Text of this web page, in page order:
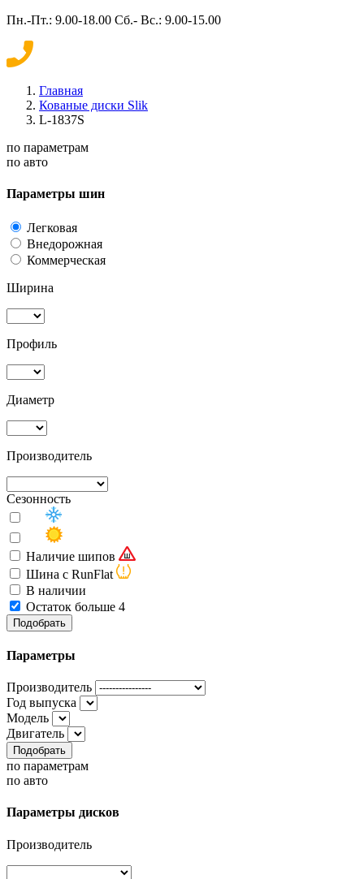
Пн.-Пт.: 9.00-18.00 Сб.- Вс.: 9.00-15.00
Главная
Кованые диски Slik
L-1837S
по параметрам
по авто
Параметры шин
Легковая
Внедорожная
Коммерческая
Ширина
Профиль
Диаметр
Производитель
Сезонность
Наличие шипов
Шина с RunFlat
В наличии
Остаток больше 4
Подобрать
Параметры
Производитель
Год выпуска
Модель
Двигатель
Подобрать
по параметрам
по авто
Параметры дисков
Производитель